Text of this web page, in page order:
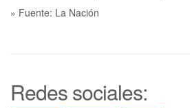
» Fuente: La Nación
Redes sociales: